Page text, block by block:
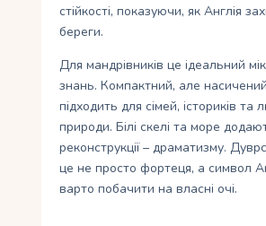
стійкості, показуючи, як Англія
береги.
Для мандрівників це ідеальний
знань. Компактний, але
підходить для сімей, істориків та
природи. Білі скелі та море
реконструкції – драматизму.
це не просто фортеця, а символ
варто побачити на власні очі.